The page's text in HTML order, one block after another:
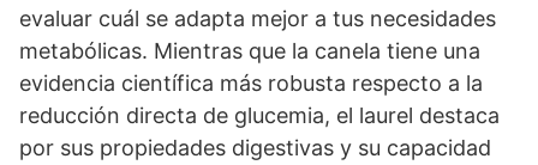
evaluar cuál se adapta mejor a tus necesidades
metabólicas. Mientras que la canela tiene una
evidencia científica más robusta respecto a la
reducción directa de glucemia, el laurel destaca
por sus propiedades digestivas y su capacidad